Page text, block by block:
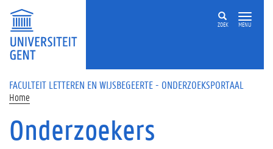
Overslaan en naar de inhoud gaan
ZOEK MENU
FACULTEIT LETTEREN EN WIJSBEGEERTE - ONDERZOEKSPORTAAL
Home
Onderzoekers